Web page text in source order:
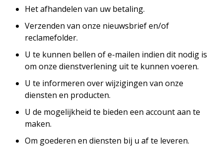
Het afhandelen van uw betaling.
Verzenden van onze nieuwsbrief en/of
reclamefolder.
U te kunnen bellen of e-mailen indien dit nodig is
om onze dienstverlening uit te kunnen voeren.
U te informeren over wijzigingen van onze
diensten en producten.
U de mogelijkheid te bieden een account aan te
maken.
Om goederen en diensten bij u af te leveren.